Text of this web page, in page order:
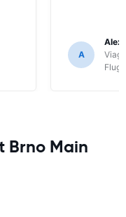
A
Alex
Brno Main